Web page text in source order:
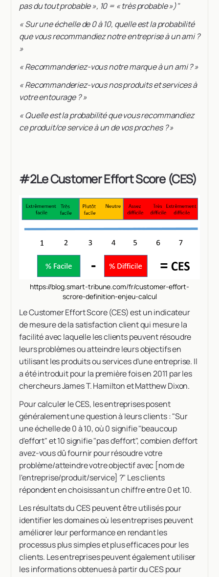
pas du tout probable », 10 = « très probable »)"
« Sur une échelle de 0 à 10, quelle est la probabilité
que vous recommandiez notre entreprise à un ami ?
»
« Recommanderiez-vous notre marque à un ami ? »
« Recommanderiez-vous nos produits et services à
votre entourage ? »
« Quelle est la probabilité que vous recommandiez
ce produit/ce service à un de vos proches ? »
#2Le Customer Effort Score (CES)
https://blog.smart-tribune.com/fr/customer-effort-
scrore-definition-enjeu-calcul
Le Customer Effort Score (CES) est un indicateur
de mesure de la satisfaction client qui mesure la
facilité avec laquelle les clients peuvent résoudre
leurs problèmes ou atteindre leurs objectifs en
utilisant les produits ou services d'une entreprise. Il
a été introduit pour la première fois en 2011 par les
chercheurs James T. Hamilton et Matthew Dixon.
Pour calculer le CES, les entreprises posent
généralement une question à leurs clients : "Sur
une échelle de 0 à 10, où 0 signifie "beaucoup
d'effort" et 10 signifie "pas d'effort", combien d'effort
avez-vous dû fournir pour résoudre votre
problème/atteindre votre objectif avec [nom de
l'entreprise/produit/service] ?" Les clients
répondent en choisissant un chiffre entre 0 et 10.
Les résultats du CES peuvent être utilisés pour
identifier les domaines où les entreprises peuvent
améliorer leur performance en rendant les
processus plus simples et plus efficaces pour les
clients. Les entreprises peuvent également utiliser
les informations obtenues à partir du CES pour